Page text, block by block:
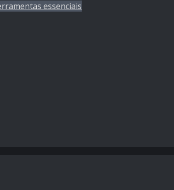
essenciais